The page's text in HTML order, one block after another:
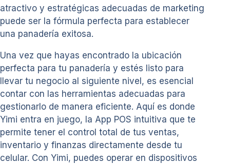
atractivo y estratégicas adecuadas de marketing
puede ser la fórmula perfecta para establecer
una panadería exitosa.
Una vez que hayas encontrado la ubicación
perfecta para tu panadería y estés listo para
llevar tu negocio al siguiente nivel, es esencial
contar con las herramientas adecuadas para
gestionarlo de manera eficiente. Aquí es donde
Yimi entra en juego, la App POS intuitiva que te
permite tener el control total de tus ventas,
inventario y finanzas directamente desde tu
celular. Con Yimi, puedes operar en dispositivos